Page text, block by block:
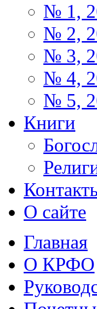
№ 1,
№ 2,
№ 3,
№ 4,
№ 5,
Книги
О сайте
Главная
О КРФО